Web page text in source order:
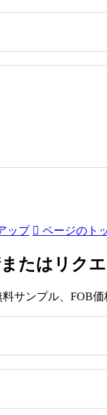
ップ  ページのト
たはリク
サンプル、FOB